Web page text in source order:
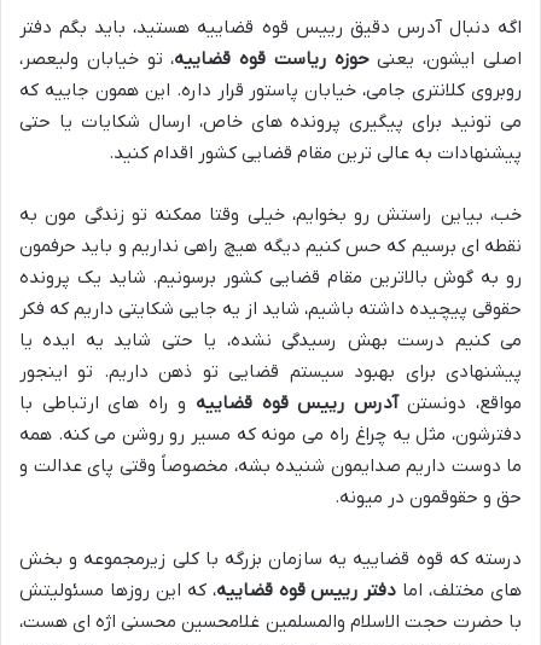
اگه دنبال آدرس دقیق رییس قوه قضاییه هستید، باید بگم دفتر
اصلی ایشون، یعنیحوزه ریاست قوه قضاییه، تو خیابان ولیعصر،
روبروی کلانتری جامی، خیابان پاستور قرار داره. این همون جاییه که
می تونید برای پیگیری پرونده های خاص، ارسال شکایات یا حتی
پیشنهادات به عالی ترین مقام قضایی کشور اقدام کنید.
خب، بیاین راستش رو بخوایم، خیلی وقتا ممکنه تو زندگی مون به
نقطه ای برسیم که حس کنیم دیگه هیچ راهی نداریم و باید حرفمون
رو به گوش بالاترین مقام قضایی کشور برسونیم. شاید یک پرونده
حقوقی پیچیده داشته باشیم، شاید از یه جایی شکایتی داریم که فکر
می کنیم درست بهش رسیدگی نشده، یا حتی شاید یه ایده یا
پیشنهادی برای بهبود سیستم قضایی تو ذهن داریم. تو اینجور
مواقع، دونستنآدرس رییس قوه قضاییه و راه های ارتباطی با
دفترشون، مثل یه چراغ راه می مونه که مسیر رو روشن می کنه. همه
ما دوست داریم صدایمون شنیده بشه، مخصوصاً وقتی پای عدالت و
حق و حقوقمون در میونه.
درسته که قوه قضاییه یه سازمان بزرگه با کلی زیرمجموعه و بخش
های مختلف، اما دفتر رییس قوه قضاییه، که این روزها مسئولیتش
با حضرت حجت الاسلام والمسلمین غلامحسین محسنی اژه ای هست،